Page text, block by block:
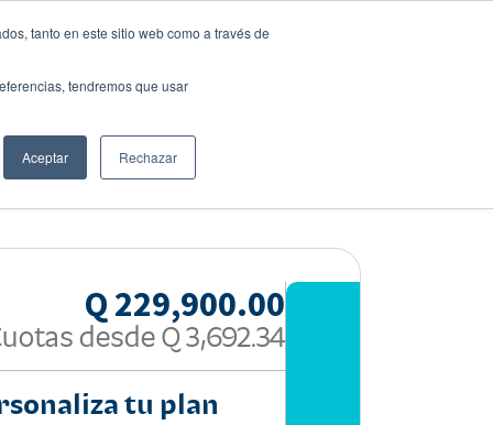
tanto en este sitio web como a través de
tendremos que usar
Aceptar Rechazar
Compartir:
Q 229,900.00
desde Q 3,692.34
tu plan